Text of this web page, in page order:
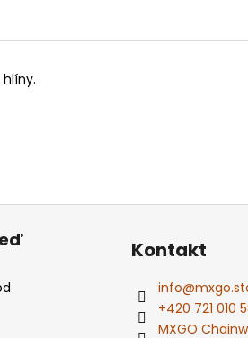
Kontakt
info@
+420 721 010
MXGO